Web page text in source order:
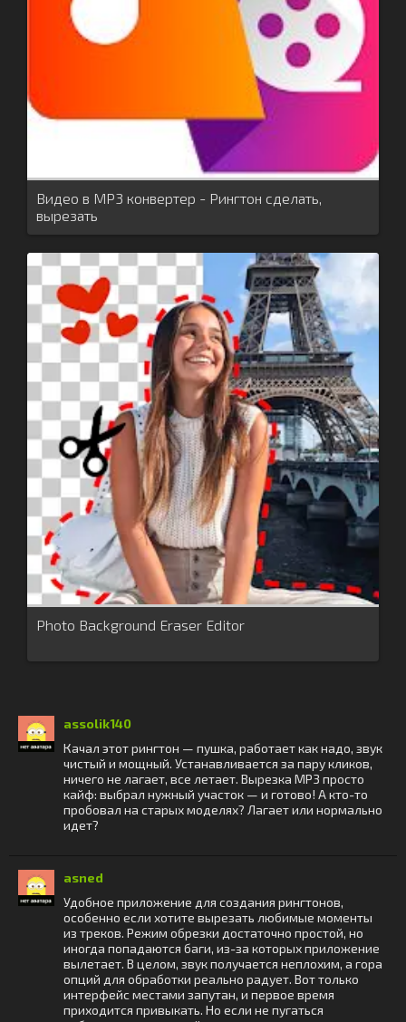
Видео в MP3 конвертер - Рингтон сделать,
вырезать
Photo Background Eraser Editor
assolik140
Качал этот рингтон — пушка, работает как надо, звук
чистый и мощный. Устанавливается за пару кликов,
ничего не лагает, все летает. Вырезка MP3 просто
кайф: выбрал нужный участок — и готово! А кто-то
пробовал на старых моделях? Лагает или нормально
идет?
asned
Удобное приложение для создания рингтонов,
особенно если хотите вырезать любимые моменты
из треков. Режим обрезки достаточно простой, но
иногда попадаются баги, из-за которых приложение
вылетает. В целом, звук получается неплохим, а гора
опций для обработки реально радует. Вот только
интерфейс местами запутан, и первое время
приходится привыкать. Но если не пугаться